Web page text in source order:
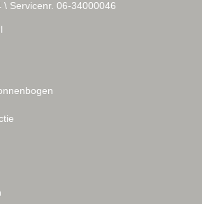
\ Servicenr. 06-34000046